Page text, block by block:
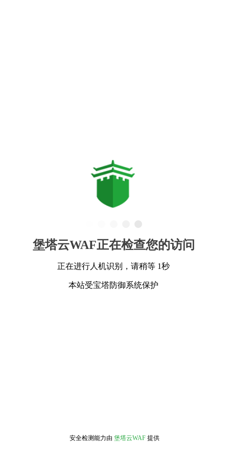
堡塔云WAF正在检查您的访问
正在进行人机识别，请稍等 1秒
本站受宝塔防御系统保护
安全检测能力由 堡塔云WAF 提供